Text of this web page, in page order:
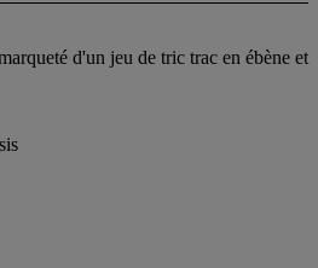
d'un jeu de tric trac en ébène et